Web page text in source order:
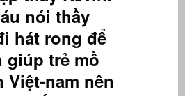
nói thầy
hát rong để
giúp trẻ mồ
Việt-nam nên